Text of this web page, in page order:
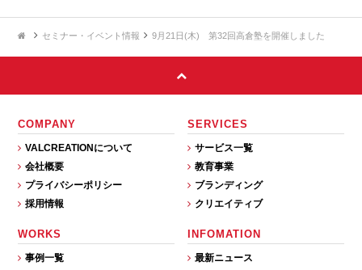
セミナー・イベント情報 9月21日(木) 第32回高倉塾を開催しました
COMPANY
VALCREATIONについて
会社概要
プライバシーポリシー
採用情報
SERVICES
サービス一覧
教育事業
ブランディング
クリエイティブ
WORKS
事例一覧
INFOMATION
最新ニュース